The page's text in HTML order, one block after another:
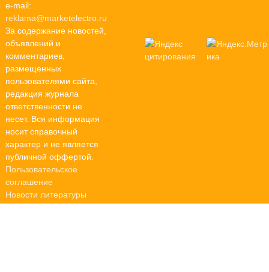
e-mail:
reklama@marketelectro.ru
За содержание новостей,
объявлений и
комментариев,
размещенных
пользователями сайта,
редакция журнала
ответственности не
несет. Вся информация
носит справочный
характер и не является
публичной оффертой.
Пользовательское
соглашение
Новости литературы